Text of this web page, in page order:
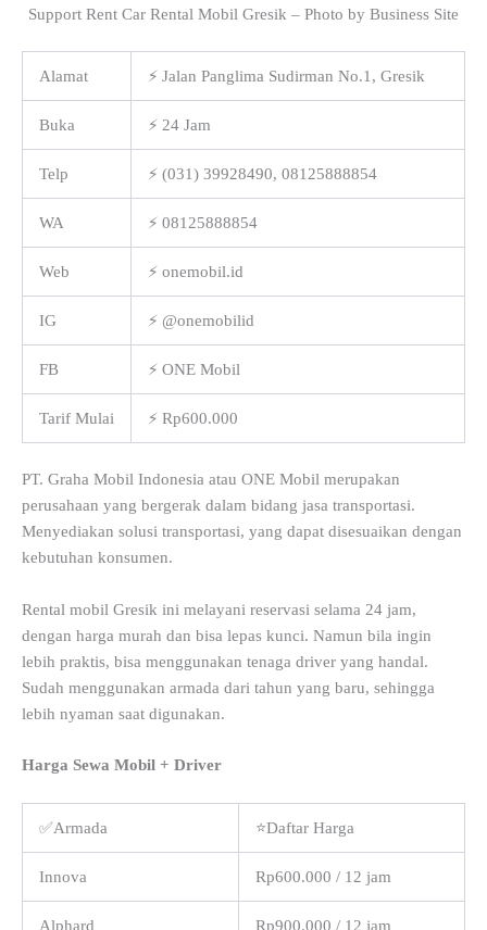
Support Rent Car Rental Mobil Gresik – Photo by Business Site
Alamat ⚡ Jalan Panglima Sudirman No.1, Gresik
Buka ⚡ 24 Jam
Telp ⚡ (031) 39928490, 08125888854
WA ⚡ 08125888854
Web ⚡ onemobil.id
IG ⚡ @onemobilid
FB ⚡ ONE Mobil
Tarif Mulai ⚡ Rp600.000
PT. Graha Mobil Indonesia atau ONE Mobil merupakan
perusahaan yang bergerak dalam bidang jasa transportasi.
Menyediakan solusi transportasi, yang dapat disesuaikan dengan
kebutuhan konsumen.
Rental mobil Gresik ini melayani reservasi selama 24 jam,
dengan harga murah dan bisa lepas kunci. Namun bila ingin
lebih praktis, bisa menggunakan tenaga driver yang handal.
Sudah menggunakan armada dari tahun yang baru, sehingga
lebih nyaman saat digunakan.
Harga Sewa Mobil + Driver
✅Armada ⭐Daftar Harga
Innova Rp600.000 / 12 jam
Alphard Rp900.000 / 12 jam